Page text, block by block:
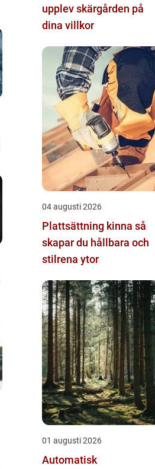
upplev skärgården på
dina villkor
04 augusti 2026
Plattsättning kinna så
skapar du hållbara och
stilrena ytor
01 augusti 2026
Automatisk